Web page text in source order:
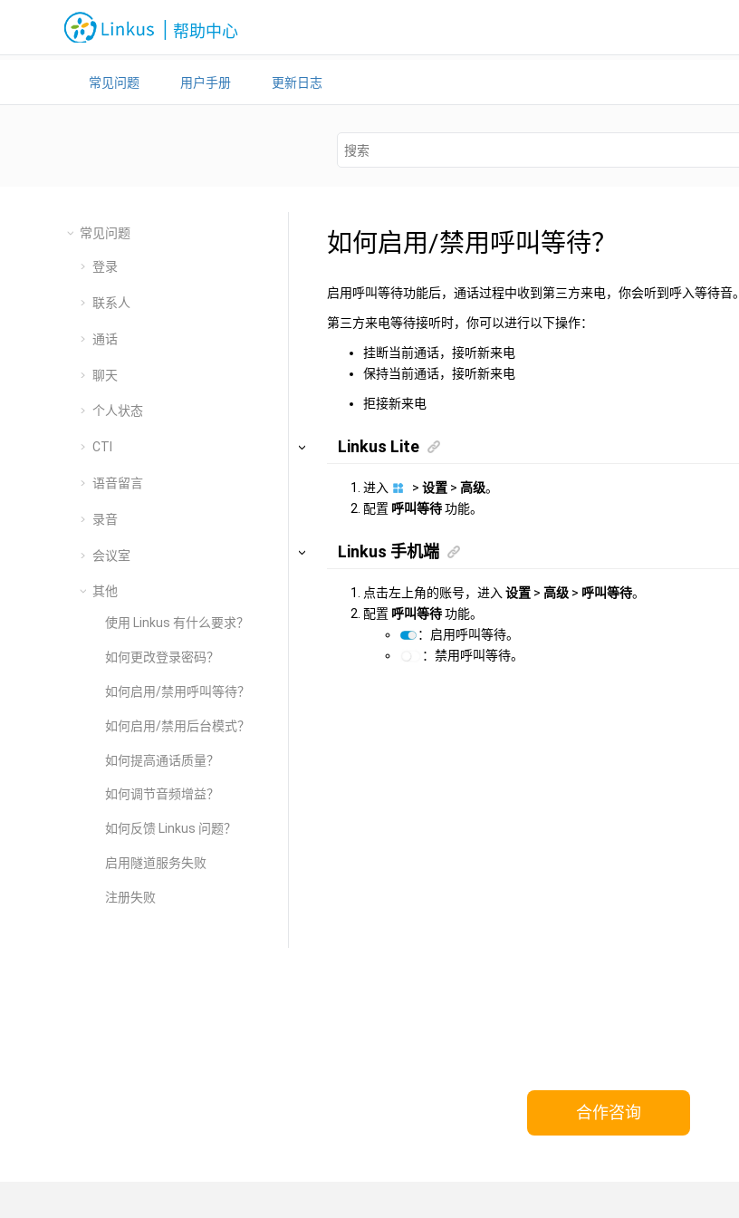
跳转到主要内容
帮助中心
常见问题 用户手册 更新日志
常见问题
登录
联系人
通话
聊天
个人状态
CTI
语音留言
录音
会议室
其他
使用 Linkus 有什么要求？
如何更改登录密码？
如何启用/禁用呼叫等待？
如何启用/禁用后台模式？
如何提高通话质量？
如何调节音频增益？
如何反馈 Linkus 问题？
启用隧道服务失败
注册失败
如何启用/禁用呼叫等待？
启用呼叫等待功能后，通话过程中收到第三方来电，你会听到呼入等待音。
第三方来电等待接听时，你可以进行以下操作：
挂断当前通话，接听新来电
保持当前通话，接听新来电
拒接新来电
Linkus Lite
进入 > 设置> 高级。
配置 呼叫等待功能。
Linkus 手机端
点击左上角的账号，进入 设置> 高级> 呼叫等待。
配置 呼叫等待功能。
：启用呼叫等待。
：禁用呼叫等待。
合作咨询